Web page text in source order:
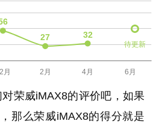
待更新
荣威iMAX8的评价吧，如果
那么荣威iMAX8的得分就是